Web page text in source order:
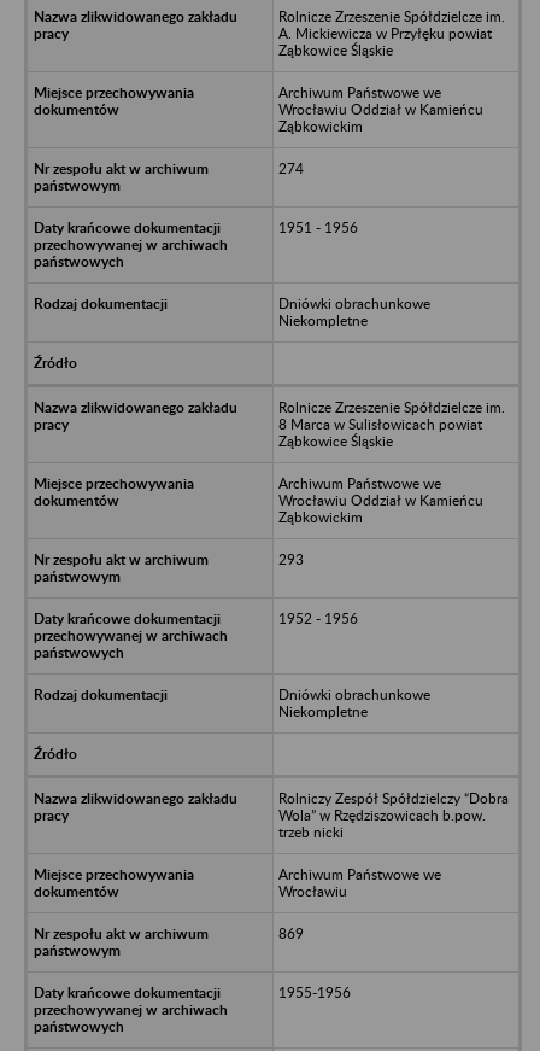
Rolnicze Zrzeszenie Spółdzielcze im.
A. Mickiewicza w Przyłęku powiat
Ząbkowice Śląskie
Archiwum Państwowe we
Wrocławiu Oddział w Kamieńcu
Ząbkowickim
274
1951 - 1956
Dniówki obrachunkowe
Niekompletne
Rolnicze Zrzeszenie Spółdzielcze im.
8 Marca w Sulisłowicach powiat
Ząbkowice Śląskie
Archiwum Państwowe we
Wrocławiu Oddział w Kamieńcu
Ząbkowickim
293
1952 - 1956
Dniówki obrachunkowe
Niekompletne
Rolniczy Zespół Spółdzielczy “Dobra
Wola” w Rzędziszowicach b.pow.
trzeb nicki
Archiwum Państwowe we
Wrocławiu
869
1955-1956